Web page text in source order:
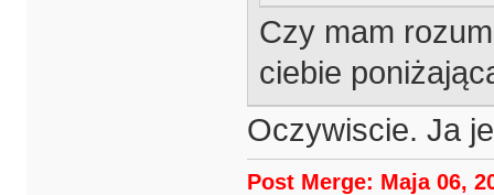
Czy mam
ciebie
Oczywiscie. Ja
Post Merge: Maja 06,